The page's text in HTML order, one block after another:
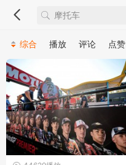
综合 播放 评论 点赞